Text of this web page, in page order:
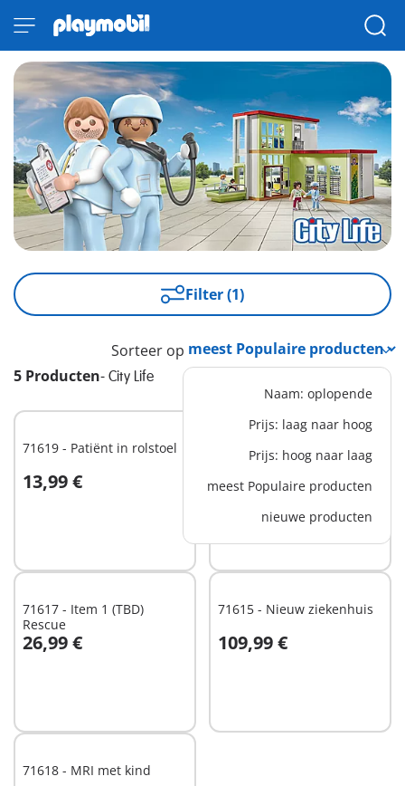
Filter (1)
5 Producten- City Life
Sorteer op
Naam: oplopende
Prijs: laag naar hoog
Prijs: hoog naar laag
meest Populaire producten
nieuwe producten
71619 - Patiënt in rolstoel
13,99 €
In winkelwagen
71616 - Kraamafdeling
43,99 €
In winkelwagen
71617 - Item 1 (TBD)
Rescue
26,99 €
In winkelwagen
71615 - Nieuw ziekenhuis
109,99 €
In winkelwagen
71618 - MRI met kind